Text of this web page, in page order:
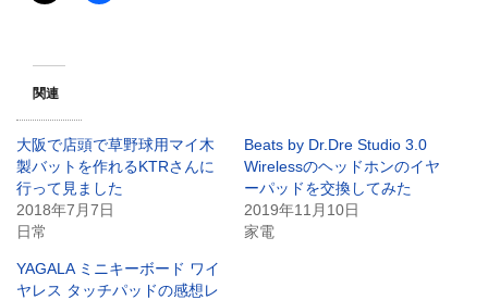
関連
大阪で店頭で草野球用マイ木
製バットを作れるKTRさんに
行って見ました
2018年7月7日
日常
Beats by Dr.Dre Studio 3.0
Wirelessのヘッドホンのイヤ
ーパッドを交換してみた
2019年11月10日
家電
YAGALA ミニキーボード ワイ
ヤレス タッチパッドの感想レ